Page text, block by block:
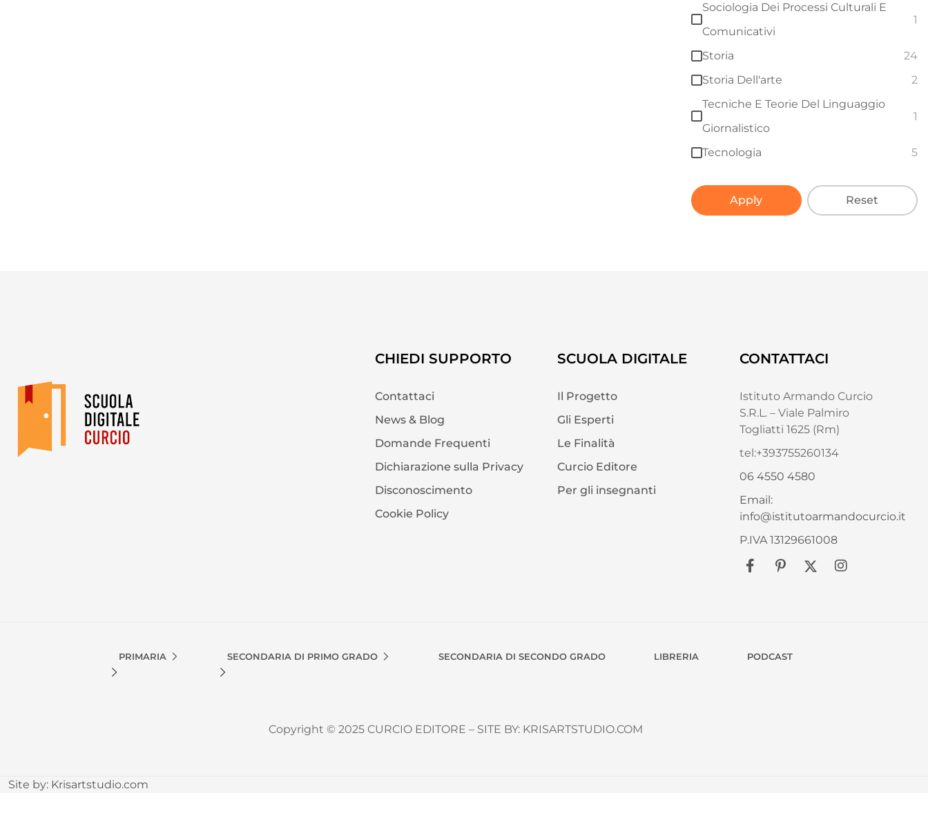
Sociologia Dei Processi Culturali E
Comunicativi
1
Storia
24
Storia Dell'arte
2
Tecniche E Teorie Del Linguaggio
Giornalistico
1
Tecnologia 5
Apply Reset
CHIEDI SUPPORTO
Contattaci
News & Blog
Domande Frequenti
Dichiarazione sulla Privacy
Disconoscimento
Cookie Policy
SCUOLA DIGITALE
Il Progetto
Gli Esperti
Le Finalità
Curcio Editore
Per gli insegnanti
CONTATTACI
Istituto Armando Curcio
S.R.L. – Viale Palmiro
Togliatti 1625 (Rm)
tel:+393755260134
06 4550 4580
Email:
info@istitutoarmandocurcio.it
P.IVA 13129661008
PRIMARIA SECONDARIA DI PRIMO GRADO SECONDARIA DI SECONDO GRADO LIBRERIA PODCAST
Copyright © 2025 CURCIO EDITORE – SITE BY: KRISARTSTUDIO.COM
Site by: Krisartstudio.com